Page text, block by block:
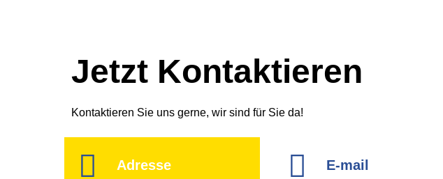
Jetzt Kontaktieren
Kontaktieren Sie uns gerne, wir sind für Sie da!
Adresse E-mail